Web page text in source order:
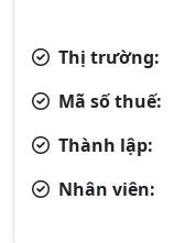
Thị trường:
Mã số thuế:
Thành lập:
Nhân viên: